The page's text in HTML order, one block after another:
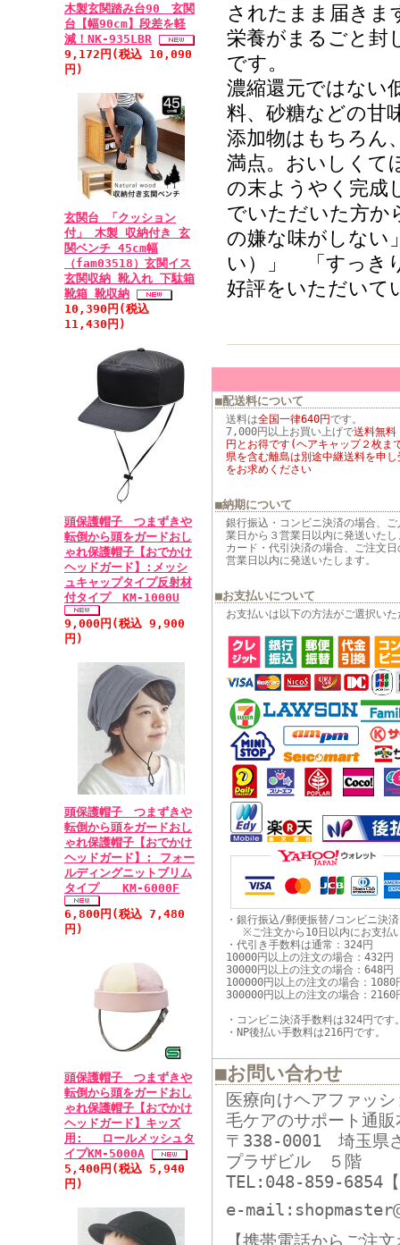
木製玄関踏み台90 玄関
台【幅90cm】段差を軽
減！NK-935LBR
9,172円(税込 10,090
円)
玄関台 「クッション
付」 木製 収納付き 玄
関ベンチ 45cm幅
（fam03518）玄関イス
玄関収納 靴入れ 下駄箱
靴箱 靴収納
10,390円(税込
11,430円)
頭保護帽子 つまずきや
転倒から頭をガードおし
ゃれ保護帽子【おでかけ
ヘッドガード】:メッシ
ュキャップタイプ反射材
付タイプ KM-1000U
9,000円(税込 9,900
円)
頭保護帽子 つまずきや
転倒から頭をガードおし
ゃれ保護帽子【おでかけ
ヘッドガード】: フォー
ルディングニットブリム
タイプ KM-6000F
6,800円(税込 7,480
円)
頭保護帽子 つまずきや
転倒から頭をガードおし
ゃれ保護帽子【おでかけ
ヘッドガード】キッズ
用: ロールメッシュタ
イプKM-5000A
5,400円(税込 5,940
円)
されたまま届きま
栄養がまるごと封
です。
濃縮還元ではない
料、砂糖などの甘
添加物はもちろん
満点。おいしくて
の末ようやく完成
でいただいた方か
の嫌な味がしな
い）」 「すっき
好評をいただいて
■配送料について
送料は全国一律640円です。
7,000円以上お買い上げで送料無料
円とお得です(ヘアキャップ２枚ま
県を含む離島は別途中継送料を申
をお求めください
■納期について
銀行振込・コンビニ決済の場合、
業日から３営業日以内に発送いたし
カード・代引決済の場合、ご注文
営業日以内に発送いたします。
■お支払いについて
お支払いは以下の方法がご選択い
・銀行振込/郵便振替/コンビニ決
※ご注文から10日以内にお支払
・代引き手数料は通常：324円
10000円以上の注文の場合：432円
30000円以上の注文の場合：648円
100000円以上の注文の場合：1080
300000円以上の注文の場合：2160
・コンビニ決済手数料は324円です
・NP後払い手数料は216円です。
■お問い合わせ
医療向けヘアファッ
毛ケアのサポート通
〒338-0001 埼玉県
プラザビル ５階
TEL:048-859-6854
e-